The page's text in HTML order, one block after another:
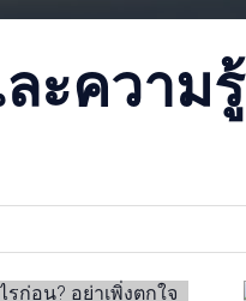
ะความรู้